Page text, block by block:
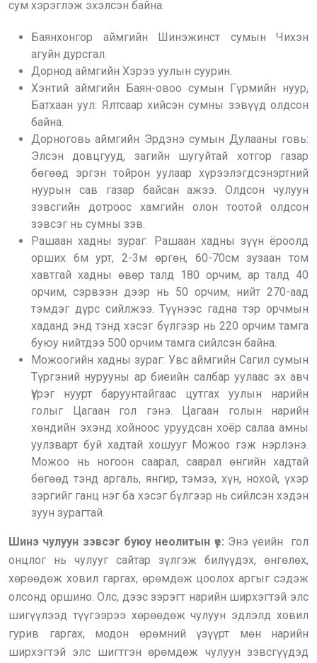
сум хэрэглэж эхэлсэн байна.
Баянхонгор аймгийн Шинэжинст сумын Чихэн
агуйн дурсгал.
Дорнод аймгийн Хэрээ уулын суурин.
Хэнтий аймгийн Баян-овоо сумын Гүрмийн нуур,
Батхаан уул: Ялтсаар хийсэн сумны зэвүүд олдсон
байна.
Дорноговь аймгийн Эрдэнэ сумын Дулааны говь:
Элсэн довцгууд, загийн шугуйтай хотгор газар
бөгөөд эргэн тойрон уулаар хүрээлэгдсэнэртний
нуурын сав газар байсан ажээ. Олдсон чулуун
зэвсгийн дотроос хамгийн олон тоотой олдсон
зэвсэг нь сумны зэв.
Рашаан хадны зураг: Рашаан хадны зүүн ёроолд
орших 6м урт, 2-3м өргөн, 60-70см зузаан том
хавтгай хадны өвөр талд 180 орчим, ар талд 40
орчим, сэрвээн дээр нь 50 орчим, нийт 270-аад
тэмдэг дүрс сийлжээ. Түүнээс гадна тэр орчмын
хаданд энд тэнд хэсэг бүлгээр нь 220 орчим тамга
буюу нийтдээ 500 орчим тамга сийлсэн байна.
Можоогийн хадны зураг: Увс аймгийн Сагил сумын
Түргэний нурууны ар биеийн салбар уулаас эх авч
Үүрэг нуурт баруунтайгаас цутгах уулын нарийн
голыг Цагаан гол гэнэ. Цагаан голын нарийн
хөндийн эхэнд хойноос уруудсан хоёр салаа амны
уулзварт буй хадтай хошууг Можоо гэж нэрлэнэ.
Можоо нь ногоон саарал, саарал өнгийн хадтай
бөгөөд тэнд аргаль, янгир, тэмээ, хүн, нохой, үхэр
зэргийг ганц нэг ба хэсэг бүлгээр нь сийлсэн хэдэн
зуун зурагтай.
Шинэ чулуун зэвсэг буюу неолитын үе: Энэ үеийн гол
онцлог нь чулууг сайтар зүлгэж билүүдэх, өнгөлөх,
хөрөөдөж ховил гаргах, өрөмдөж цоолох аргыг сэдэж
олсонд оршино. Олс, дээс зэрэгт нарийн ширхэгтэй элс
шигүүлээд түүгээрээ хөрөөдөж чулуун эдлэлд ховил
гурив гаргах, модон өрөмний үзүүрт мөн нарийн
ширхэгтэй элс шигтгэн өрөмдөж чулуун зэвсгүүдэд